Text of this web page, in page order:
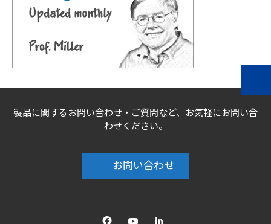
製品に関するお問い合わせ・ご質問など、お気軽にお問い合
わせください。
お問い合わせ
linkedin